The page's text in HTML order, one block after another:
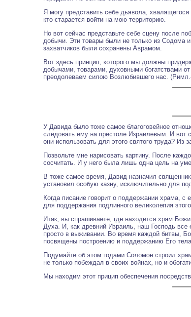
Я могу представить себе дьявола,
кто старается войти на мою территорию.
Но вот сейчас представьте себе сцену после
добычи. Эти товары были не только из Содома
захватчиков были сохранены Аврамом.
Вот здесь принцип, которого мы должны
добычами, товарами, духовными богатствами
преодолеваем силою Возлюбившего нас.
У Давида было тоже самое благоговейное
следовать ему на престоле Израилевым. И вот
они использовать для этого святого труда?
Позвольте мне нарисовать картину. После
сосчитать. И у него была лишь одна цель на
В тоже самое время, Давид назначил
установил особую казну, исключительно для
Когда писание говорит о поддержании храма, с
для поддержания подлинного великолепия
Итак, вы спрашиваете, где находится храм
Духа. И, как древний Израиль, наш Господь
просто в выживании. Во время каждой битвы,
посвящены построению и поддержанию Его
Подумайте об этом:годами Соломон строил
не только побеждал в своих войнах, но и
Мы находим этот прицип обеспечения